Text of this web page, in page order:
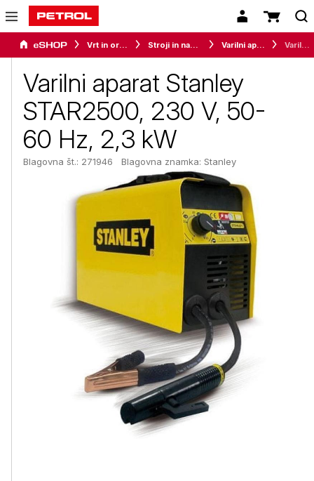
Vrt in orodje Stroji in naprave Varilni aparati
Varilni aparat Stanley
STAR2500, 230 V, 50-
60 Hz, 2,3 kW
Blagovna št.: 271946 Blagovna znamka: Stanley